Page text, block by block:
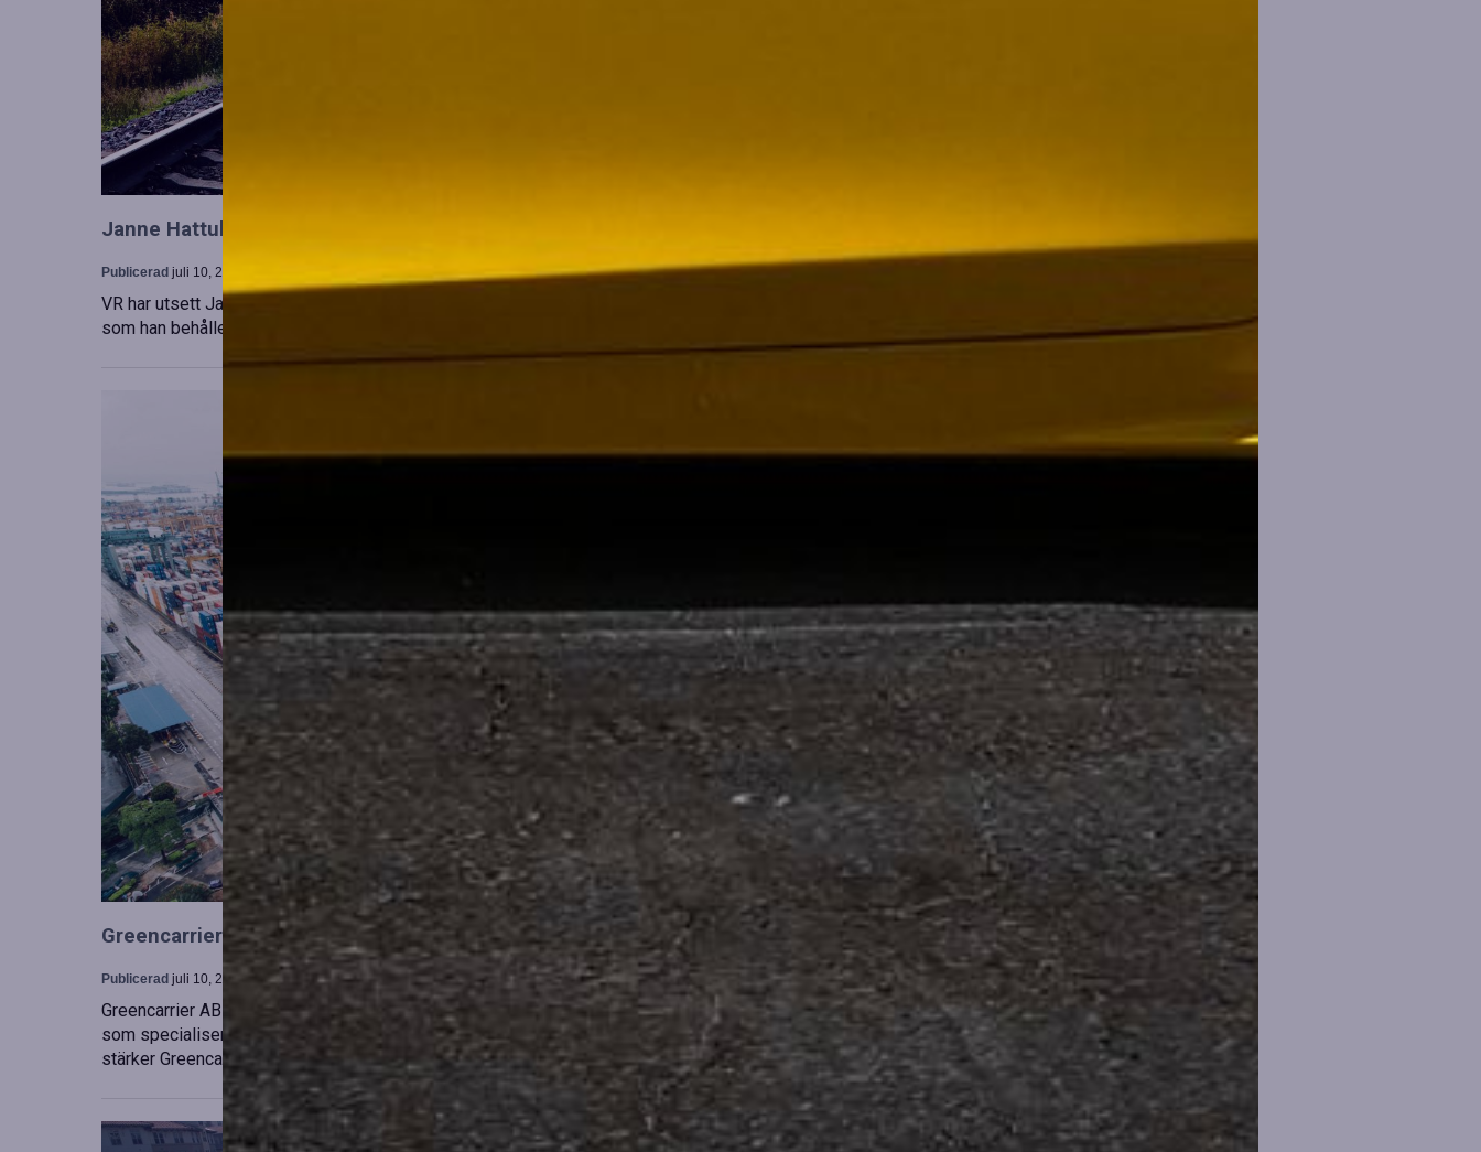
Janne Hattula tillträder som ny ledare för VR City Traffic i Sverige och Finland
Publicerad juli 10, 2026
VR har utsett Janne Hattula att leda verksamheten för upphandlad kollektivtrafik i Sverige, samtidigt
som han behåller sitt ansvar i Finland. Detta sker i kölvattnet av Johan Oscarssons avsked från…
Greencarrier utökar sin verksamhet genom förvärv av Containerhandel CARU
Publicerad juli 10, 2026
Greencarrier AB har förvärvat en majoritetsandel i Containerhandel CARU AB, ett svenskt företag
som specialiserar sig på försäljning, uthyrning och skräddarsydda containerlösningar. Detta förvärv
stärker Greencarriers ställning inom containersektorn och…